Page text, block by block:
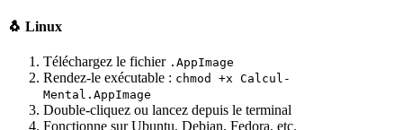
🐧 Linux
Téléchargez le fichier .AppImage
Rendez-le exécutable : chmod +x Calcul-
Mental.AppImage
Double-cliquez ou lancez depuis le terminal
Fonctionne sur Ubuntu, Debian, Fedora, etc.